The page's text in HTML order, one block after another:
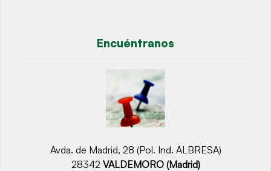
Encuéntranos
Avda. de Madrid, 28 (Pol. Ind. ALBRESA)
28342 VALDEMORO (Madrid)